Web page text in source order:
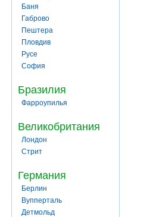
Баня
Габрово
Пештера
Пловдив
Русе
София
Бразилия
Фарроупилья
Великобритания
Лондон
Стрит
Германия
Берлин
Вупперталь
Детмольд